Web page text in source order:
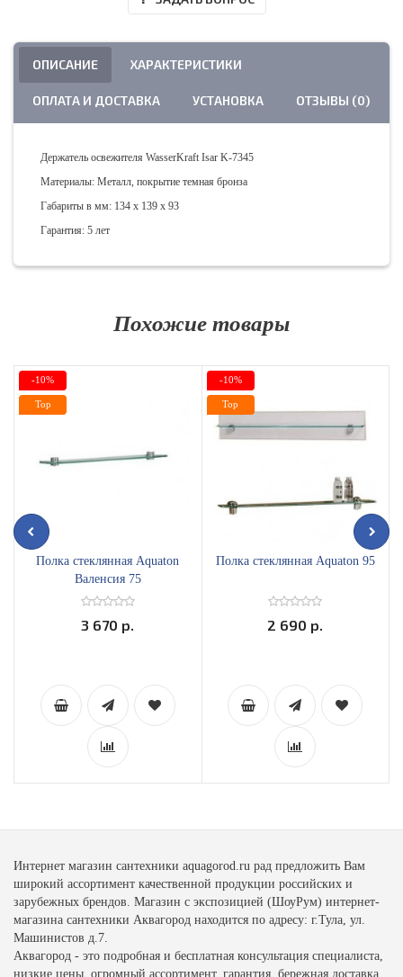
ОПИСАНИЕ ХАРАКТЕРИСТИКИ
ОПЛАТА И ДОСТАВКА УСТАНОВКА ОТЗЫВЫ (0)
Держатель освежителя WasserKraft Isar K-7345
Материалы: Металл, покрытие темная бронза
Габариты в мм: 134 х 139 х 93
Гарантия: 5 лет
Похожие товары
Полка стеклянная Aquaton
Валенсия 75
3 670 р.
-10%
Top
Полка стеклянная Aquaton 95
2 690 р.
-10%
Top
Интернет магазин сантехники aquagorod.ru рад предложить Вам
широкий ассортимент качественной продукции российских и
зарубежных брендов. Магазин с экспозицией (ШоуРум) интернет-
магазина сантехники Аквагород находится по адресу: г.Тула, ул.
Машинистов д.7.
Аквагород - это подробная и бесплатная консультация специалиста,
низкие цены, огромный ассортимент, гарантия, бережная доставка